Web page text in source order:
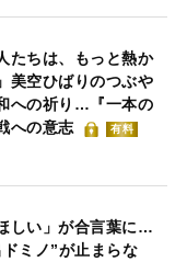
たちは、もっと熱か
美空ひばりのつぶや
への祈り…『一本の
への意志
有料
しい」が合言葉に…
ミノ”が止まらな